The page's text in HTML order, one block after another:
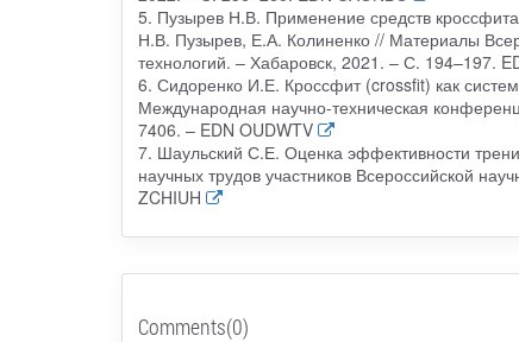
5. Пузырев Н.В. Применение средств
Н.В. Пузырев, Е.А. Колиненко // Материалы
технологий. – Хабаровск, 2021. – С. 194–197.
6. Сидоренко И.Е. Кроссфит (crossfit) как
Международная научно-техническая
7406. – EDN OUDWTV
7. Шаульский С.Е. Оценка эффективности
научных трудов участников Всероссийской
ZCHIUH
Comments(0)